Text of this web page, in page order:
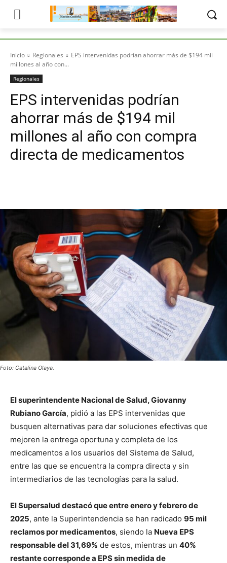
Inicio Regionales
EPS intervenidas podrían ahorrar más de $194 mil
millones al año con...
Regionales
EPS intervenidas podrían
ahorrar más de $194 mil
millones al año con compra
directa de medicamentos
Foto: Catalina Olaya.
El superintendente Nacional de Salud, Giovanny
Rubiano García, pidió a las EPS intervenidas que
busquen alternativas para dar soluciones efectivas que
mejoren la entrega oportuna y completa de los
medicamentos a los usuarios del Sistema de Salud,
entre las que se encuentra la compra directa y sin
intermediarios de las tecnologías para la salud.
El Supersalud destacó que entre enero y febrero de
2025, ante la Superintendencia se han radicado 95 mil
reclamos por medicamentos, siendo la Nueva EPS
responsable del 31,69% de estos, mientras un 40%
restante corresponde a EPS sin medida de